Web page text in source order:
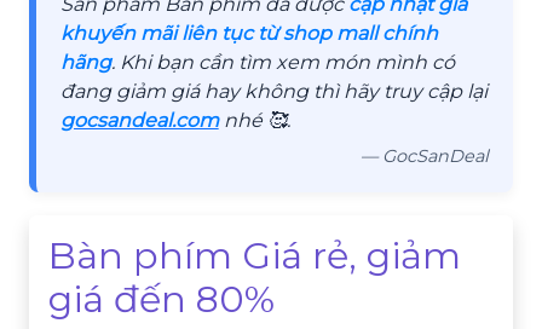
khuyến mãi liên tục từ shop mall chính
hãng. Khi bạn cần tìm xem món mình có
đang giảm giá hay không thì hãy truy cập lại
gocsandeal.comnhé 🥰.
— GocSanDeal
Bàn phím Giá rẻ, giảm
giá đến 80%